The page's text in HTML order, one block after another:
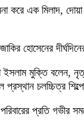
করে এক মিলাদ,
হোসেনের
ইসলাম মুক্তি
প্রস্থান
প্রতি গভীর